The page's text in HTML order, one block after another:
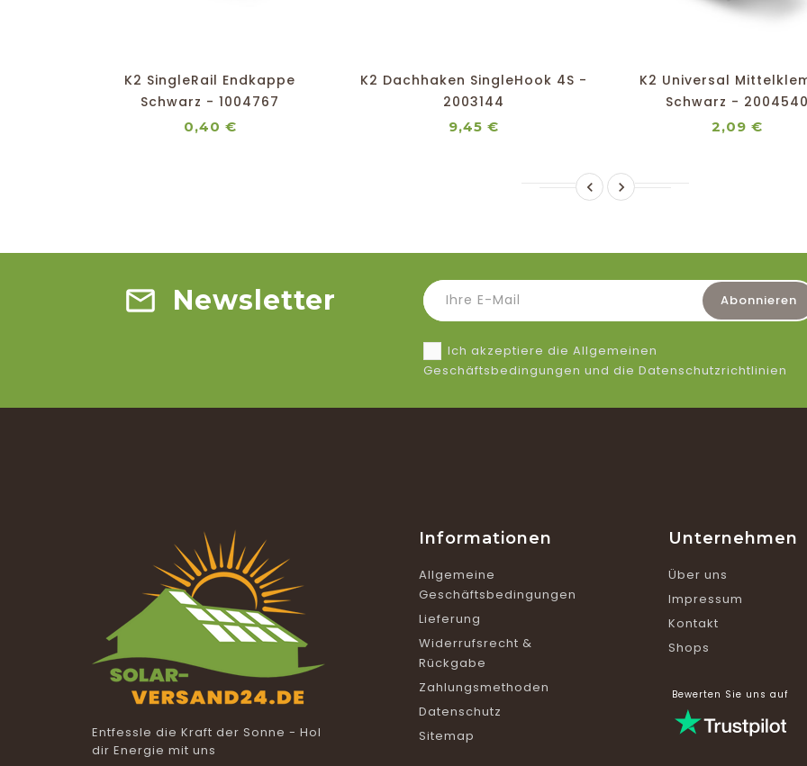
K2 SingleRail Endkappe
Schwarz - 1004767
0,40 €Preis
K2 Dachhaken SingleHook 4S -
2003144
9,45 €Preis
K2 Universal
Schwarz -
2,09 €Preis
 
Newsletter
Ich akzeptiere die Allgemeinen
Geschäftsbedingungen und die Datenschutzrichtlinien
Entfessle die Kraft der Sonne - Hol
dir Energie mit uns
Informationen
Allgemeine
Geschäftsbedingungen
Lieferung
Widerrufsrecht &
Rückgabe
Zahlungsmethoden
Datenschutz
Sitemap
Unternehmen
Über uns
Impressum
Kontakt
Shops
Bewerten Sie uns auf